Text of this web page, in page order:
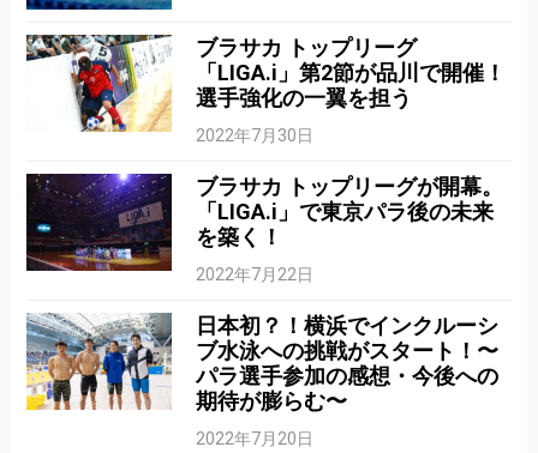
ブラサカ トップリーグ
「LIGA.i」第2節が品川で開催！
選手強化の一翼を担う
2022年7月30日
ブラサカ トップリーグが開幕。
「LIGA.i」で東京パラ後の未来
を築く！
2022年7月22日
日本初？！横浜でインクルーシ
ブ水泳への挑戦がスタート！〜
パラ選手参加の感想・今後への
期待が膨らむ〜
2022年7月20日